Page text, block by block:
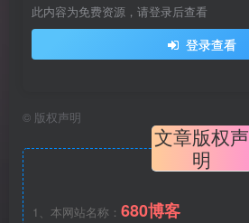
此内容为免费资源，请登录后查看
登录查看
© 版权声明
文章版权声
明
1、本网站名称： 680博客